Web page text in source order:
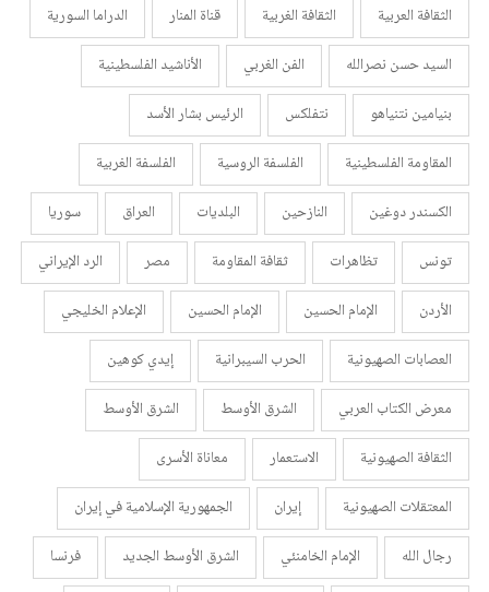
الثقافة العربية
الثقافة الغربية قناة المنار
الدراما السورية
السيد حسن نصرالله
الفن الغربي
الأناشيد الفلسطينية
بنيامين نتنياهو
نتفلكس
الرئيس بشار الأسد
المقاومة الفلسطينية
الفلسفة الروسية
الفلسفة الغربية
الكسندر دوغين
النازحين البلديات العراق
سوريا
تونس
تظاهرات ثقافة المقاومة مصر
الرد الإيراني
الأردن
الإمام الحسين الإمام الحسين
الإعلام الخليجي
العصابات الصهيونية
الحرب السيبرانية
إيدي كوهين
معرض الكتاب العربي
الشرق الأوسط
الشرق الأوسط
الثقافة الصهيونية
الاستعمار
معاناة الأسرى
المعتقلات الصهيونية
إيران
الجمهورية الإسلامية في إيران
رجال الله
الإمام الخامنئي الشرق الأوسط الجديد
فرنسا